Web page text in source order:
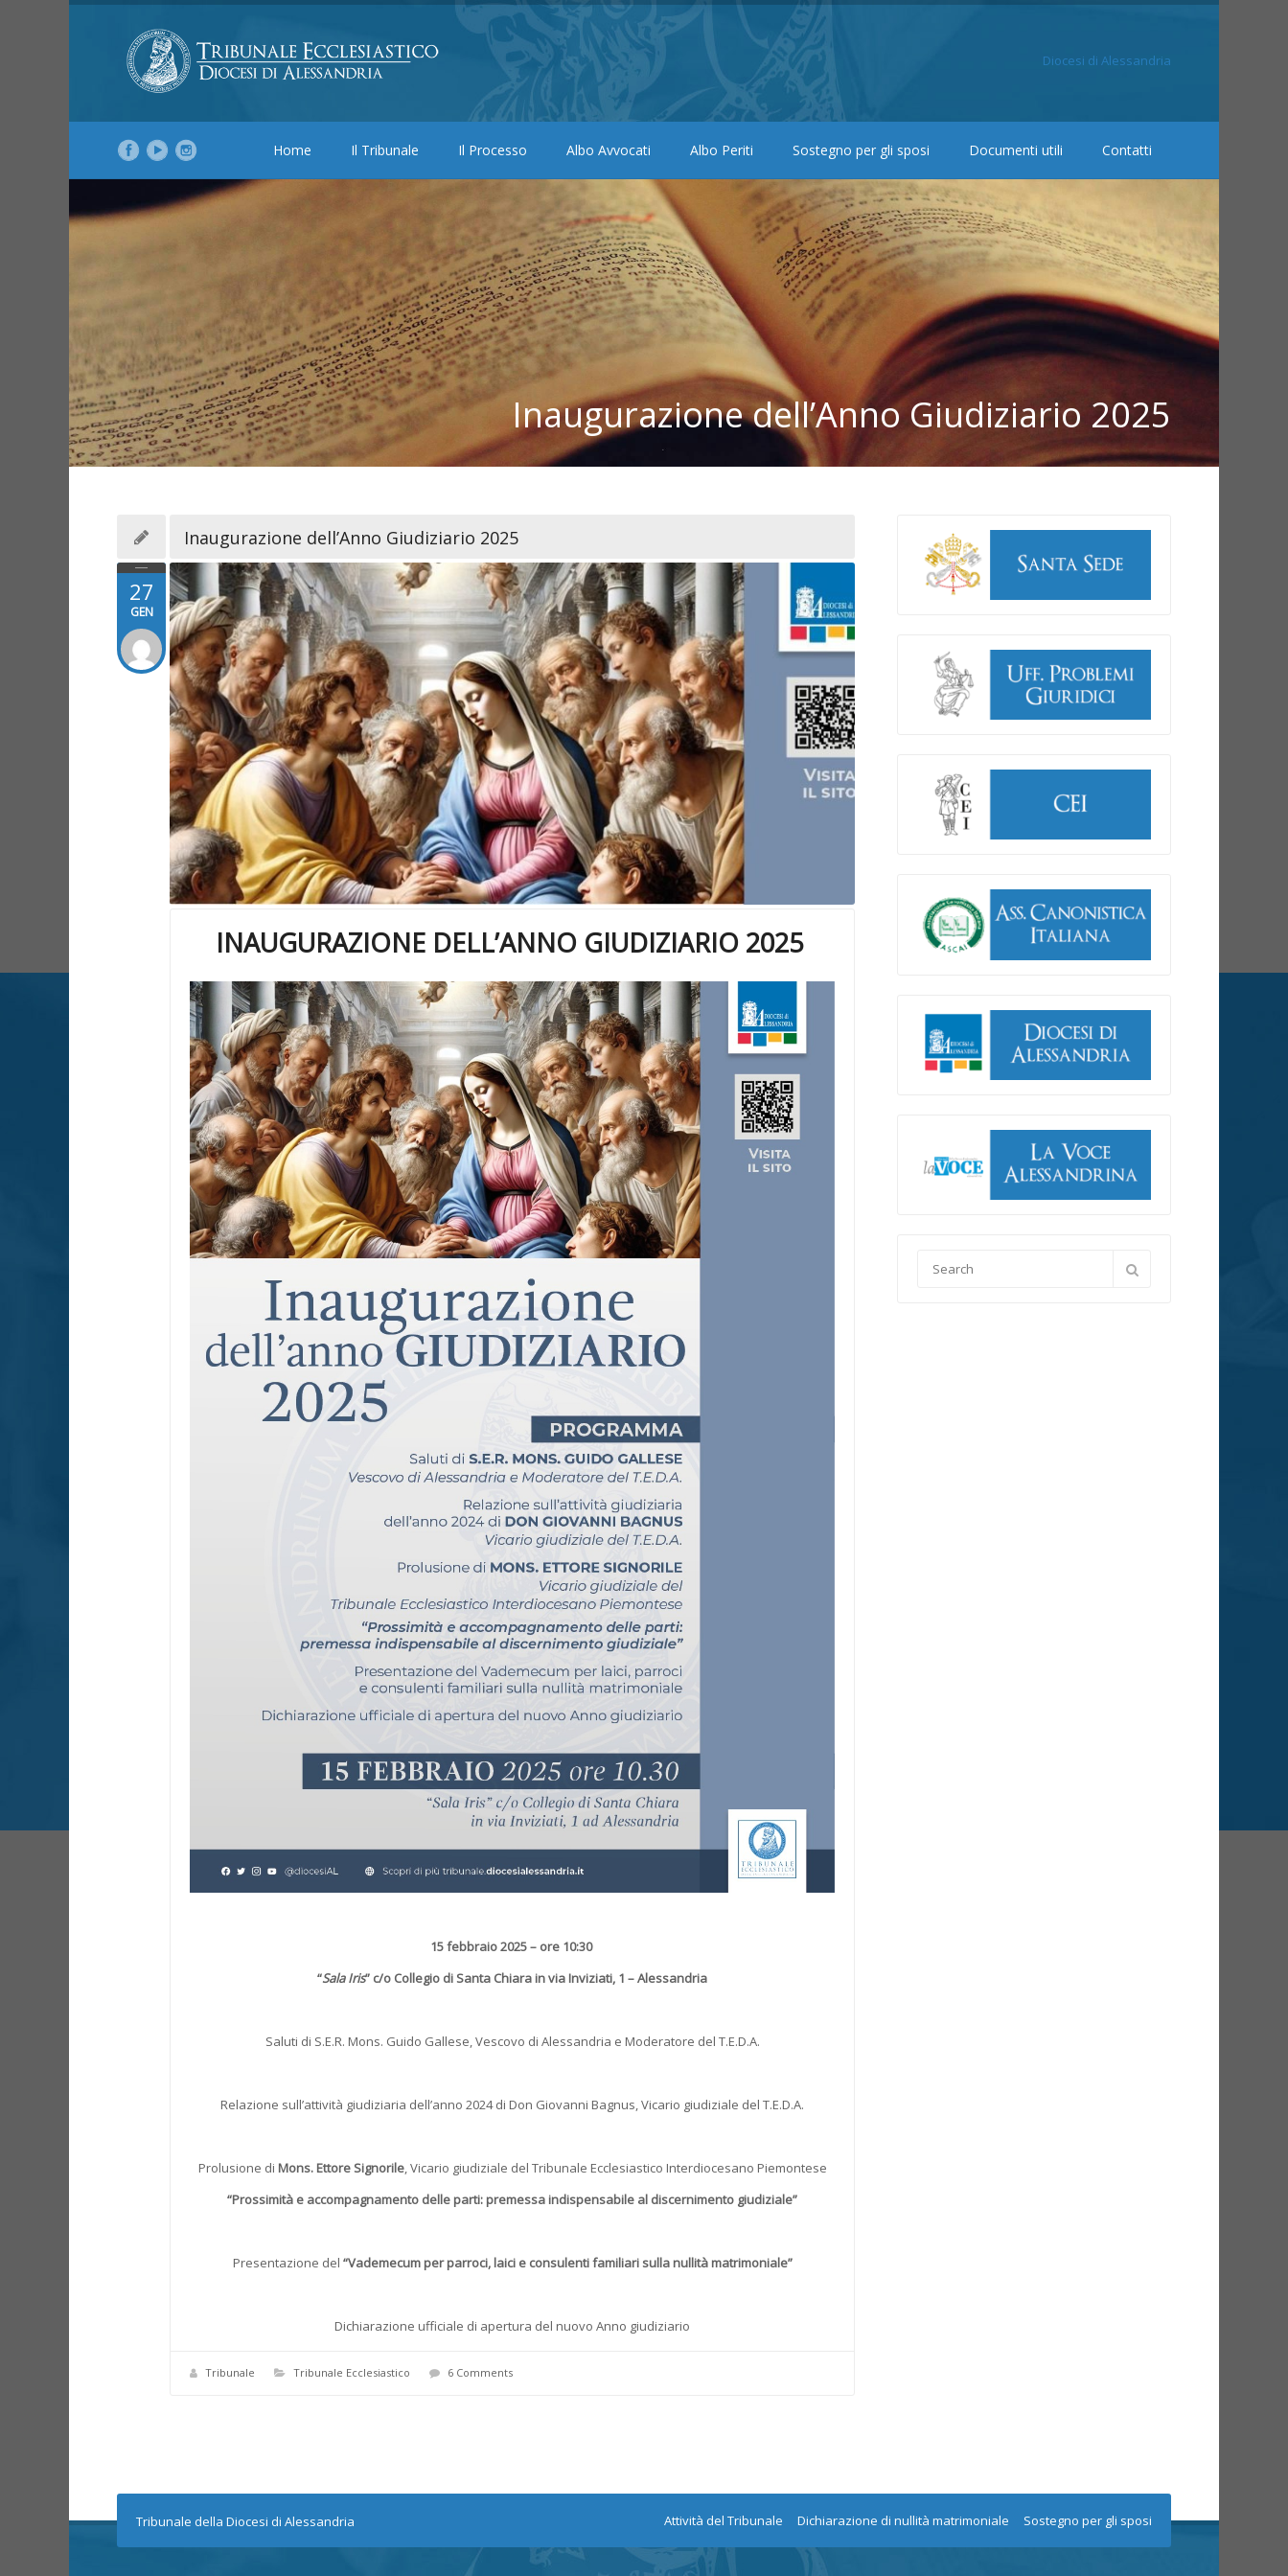
Diocesi di Alessandria
Home Il Tribunale Il Processo Albo Avvocati Albo Periti Sostegno per gli sposi Documenti utili Contatti
Inaugurazione dell’Anno Giudiziario 2025
27
GEN
Inaugurazione dell’Anno Giudiziario 2025
INAUGURAZIONE DELL’ANNO GIUDIZIARIO 2025
15 febbraio 2025 – ore 10:30
“Sala Iris” c/o Collegio di Santa Chiara in via Inviziati, 1 – Alessandria
Saluti di S.E.R. Mons. Guido Gallese, Vescovo di Alessandria e Moderatore del T.E.D.A.
Relazione sull’attività giudiziaria dell’anno 2024 di Don Giovanni Bagnus, Vicario giudiziale del T.E.D.A.
Prolusione di Mons. Ettore Signorile, Vicario giudiziale del Tribunale Ecclesiastico Interdiocesano Piemontese
“Prossimità e accompagnamento delle parti: premessa indispensabile al discernimento giudiziale”
Presentazione del “Vademecum per parroci, laici e consulenti familiari sulla nullità matrimoniale”
Dichiarazione ufficiale di apertura del nuovo Anno giudiziario
Tribunale Tribunale Ecclesiastico 6 Comments
Tribunale della Diocesi di Alessandria Attività del Tribunale Dichiarazione di nullità matrimoniale Sostegno per gli sposi